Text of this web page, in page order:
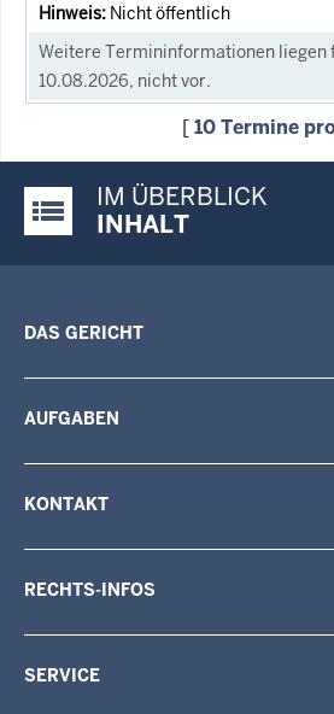
Nicht öffentlich
Weitere Termininformationen liegen
10.08.2026, nicht vor.
[10 Termine
Justiz-Portal im Überblick:
IM ÜBERBLICK
INHALT
DAS GERICHT
AUFGABEN
KONTAKT
RECHTS-INFOS
SERVICE